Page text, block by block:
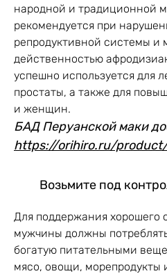
народной и традиционной
рекомендуется при
репродуктивной системы и
действенностью
успешно используется для
простаты, а также для
и женщин.
БАД Перуанской маки
https://orihiro.ru/
Возьмите под
Для поддержания хорошего
мужчины должны
богатую питательными
мясо, овощи, морепродукты